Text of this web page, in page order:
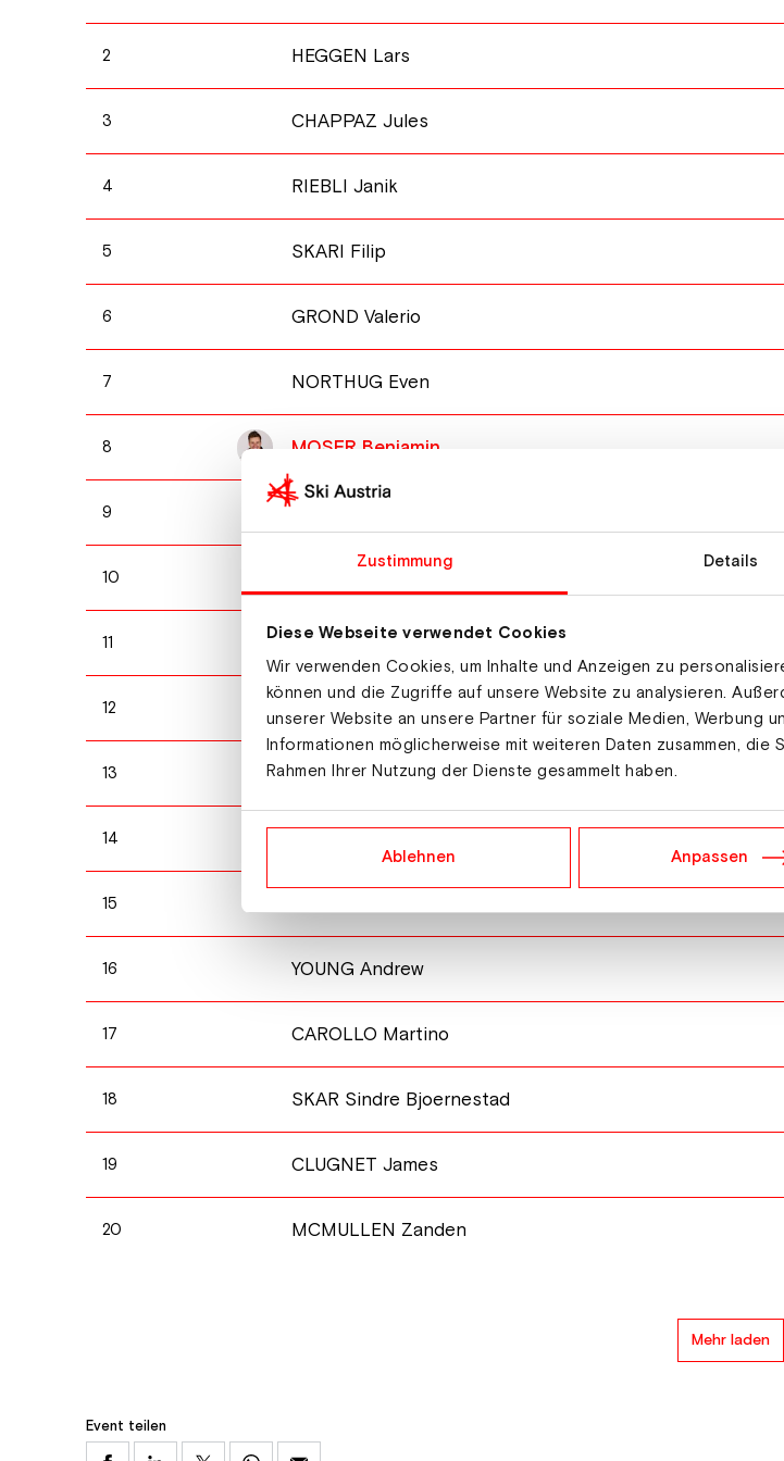
Zustimmung Details
Diese Webseite verwendet Cookies
Wir verwenden Cookies, um Inhalte und Anzeigen zu
können und die Zugriffe auf unsere Website zu analysieren.
unserer Website an unsere Partner für soziale Medien, Werbung
Informationen möglicherweise mit weiteren Daten zusammen,
Rahmen Ihrer Nutzung der Dienste gesammelt haben.
Ablehnen Anpassen
2 HEGGEN Lars
3 CHAPPAZ Jules
4 RIEBLI Janik
5 SKARI Filip
6 GROND Valerio
7 NORTHUG Even
8 MOSER Benjamin
9
10
11 ERSSON George
12 GRAZ Davide
13 PELLEGRINO Federico
14
15
16 YOUNG Andrew
17 CAROLLO Martino
18 SKAR Sindre Bjoernestad
19 CLUGNET James
20 MCMULLEN Zanden
Mehr laden
Event teilen